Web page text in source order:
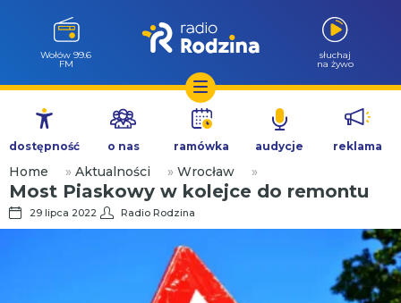
Przejdź
treści
Wołów 99.6
FM
słuchaj
na żywo
dostępność o nas ramówka audycje reklama
Home » Aktualności » Wrocław »
Most Piaskowy w kolejce do remontu
29 lipca 2022 Radio Rodzina